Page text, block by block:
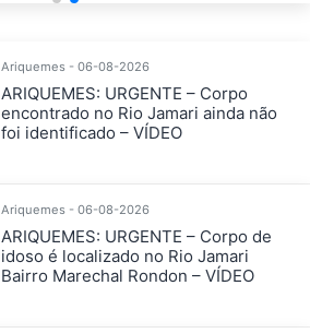
Ariquemes - 06-08-2026
ARIQUEMES: URGENTE – Corpo
encontrado no Rio Jamari ainda não
foi identificado – VÍDEO
Ariquemes - 06-08-2026
ARIQUEMES: URGENTE – Corpo de
idoso é localizado no Rio Jamari
Bairro Marechal Rondon – VÍDEO